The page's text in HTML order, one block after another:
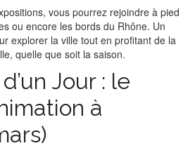
vous pourrez rejoindre à pied
ou encore les bords du Rhône. Un
explorer la ville tout en profitant de la
quelle que soit la saison.
Jour : le
à